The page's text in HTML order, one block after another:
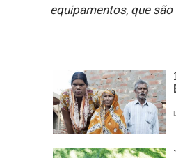
equipamentos, que